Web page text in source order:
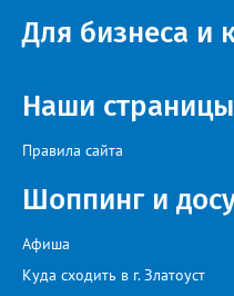
этом случае переход на ТОР
Для бизнеса и
Наши страницы
Правила сайта
Шоппинг и
Афиша
Куда сходить в г. Златоуст